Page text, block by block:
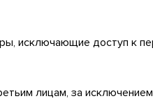
исключающие доступ к
лицам, за